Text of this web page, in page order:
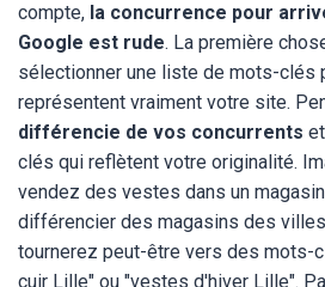
compte, la concurrence pour
Google est rude. La première
sélectionner une liste de mots-clés
représentent vraiment votre site.
différencie de vos concurrents
clés qui reflètent votre originalité.
vendez des vestes dans un
différencier des magasins des
tournerez peut-être vers des mots-
cuir Lille" ou "vestes d'hiver Lille".